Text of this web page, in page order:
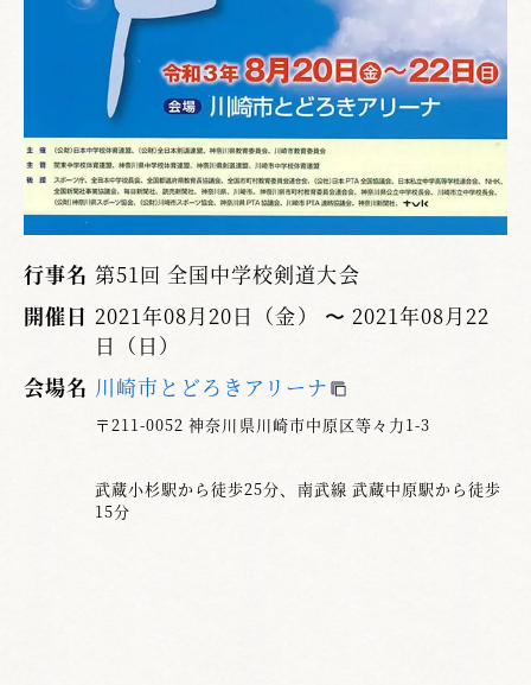
行事名 第51回 全国中学校剣道大会
開催日 2021年08月20日（金） 〜 2021年08月22
日（日）
会場名 川崎市とどろきアリーナ
〒211-0052 神奈川県川崎市中原区等々力1-3
武蔵小杉駅から徒歩25分、南武線 武蔵中原駅から徒歩
15分